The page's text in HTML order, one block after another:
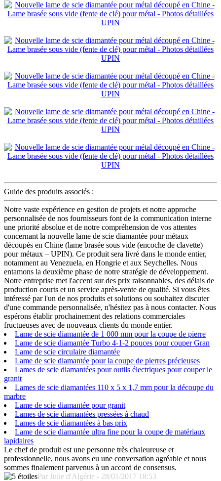
Guide des produits associés :
Notre vaste expérience en gestion de projets et notre approche
personnalisée de nos fournisseurs font de la communication interne
une priorité absolue et de notre compréhension de vos attentes
concernant la nouvelle lame de scie diamantée pour métaux
découpés en Chine (lame brasée sous vide (encoche de clavette)
pour métaux – UPIN). Ce produit sera livré dans le monde entier,
notamment au Venezuela, en Hongrie et aux Seychelles. Nous
entamons la deuxième phase de notre stratégie de développement.
Notre entreprise met l'accent sur des prix raisonnables, des délais de
production courts et un service après-vente de qualité. Si vous êtes
intéressé par l'un de nos produits et solutions ou souhaitez discuter
d'une commande personnalisée, n'hésitez pas à nous contacter. Nous
espérons établir prochainement des relations commerciales
fructueuses avec de nouveaux clients du monde entier.
Lame de scie diamantée de 1 000 mm pour la coupe de pierre
Lame de scie diamantée Turbo 4-1-2 pouces pour couper Gran
Lame de scie circulaire diamantée
Lame de scie diamantée pour la coupe de pierres précieuses
Lames de scie diamantées pour outils électriques pour couper le
granit
Lames de scie diamantées 110 x 5 x 1,7 mm pour la découpe du
marbre
Lame de scie diamantée pour granit
Lames de scie diamantées pressées à chaud
Lames de scie diamantées à bas prix
Lame de scie diamantée ultra fine pour la coupe de matériaux
lapidaires
Le chef de produit est une personne très chaleureuse et
professionnelle, nous avons eu une conversation agréable et nous
sommes finalement parvenus à un accord de consensus.
Par Julie d'Algérie - 28/01/2017 18:53